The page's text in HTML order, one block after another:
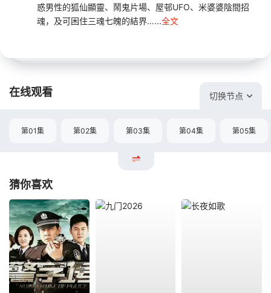
惑男性的狐仙顯靈、鬧鬼片場、屋邨UFO、米婆婆陰間招
魂，及可困住三魂七魄的結界…...全文
在线观看 切换节点
第01集 第02集 第03集 第04集 第05集
猜你喜欢